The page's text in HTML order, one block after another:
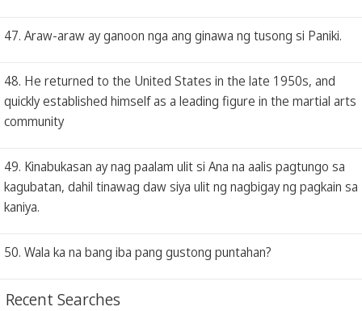
47. Araw-araw ay ganoon nga ang ginawa ng tusong si Paniki.
48. He returned to the United States in the late 1950s, and
quickly established himself as a leading figure in the martial arts
community
49. Kinabukasan ay nag paalam ulit si Ana na aalis pagtungo sa
kagubatan, dahil tinawag daw siya ulit ng nagbigay ng pagkain sa
kaniya.
50. Wala ka na bang iba pang gustong puntahan?
Recent Searches